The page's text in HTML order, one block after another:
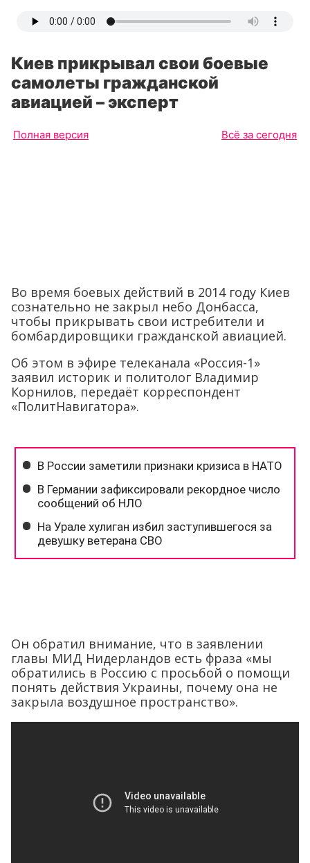
Киев прикрывал свои боевые
самолеты гражданской
авиацией – эксперт
Полная версия Всё за сегодня
Во время боевых действий в 2014 году Киев
сознательно не закрыл небо Донбасса,
чтобы прикрывать свои истребители и
бомбардировщики гражданской авиацией.
Об этом в эфире телеканала «Россия-1»
заявил историк и политолог Владимир
Корнилов, передаёт корреспондент
«ПолитНавигатора».
Он обратил внимание, что в заявлении
главы МИД Нидерландов есть фраза «мы
обратились в Россию с просьбой о помощи
понять действия Украины, почему она не
закрыла воздушное пространство».